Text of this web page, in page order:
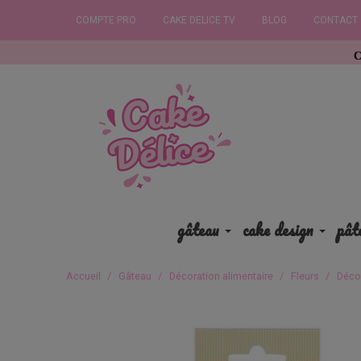
COMPTE PRO CAKE DELICE TV BLOG CONTACT
gâteau cake design
Accueil Gâteau Décoration alimentaire Fleurs